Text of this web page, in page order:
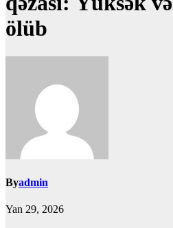
ölüb
Byadmin
Yan 29, 2026